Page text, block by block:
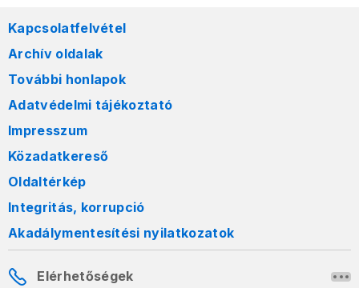
Kapcsolatfelvétel
Archív oldalak
További honlapok
Adatvédelmi tájékoztató
Impresszum
Közadatkereső
Oldaltérkép
Integritás, korrupció
Akadálymentesítési nyilatkozatok
Elérhetőségek